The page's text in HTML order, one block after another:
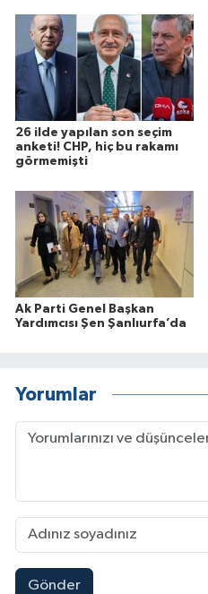
26 ilde yapılan son seçim
anketi! CHP, hiç bu rakamı
görmemişti
Ak Parti Genel Başkan
Yardımcısı Şen Şanlıurfa’da
Yorumlar
Gönder